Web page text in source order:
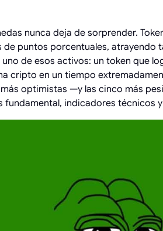
nunca deja de sorprender.
de puntos porcentuales,
de esos activos: un token que
cripto en un tiempo
optimistas —y las cinco más
fundamental, indicadores técnicos